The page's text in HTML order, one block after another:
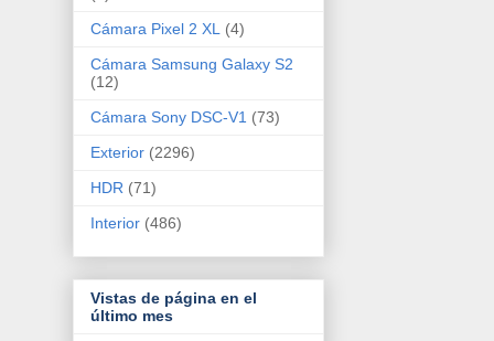
Cámara Pixel 2 XL
(4)
Cámara Samsung Galaxy S2
(12)
Cámara Sony DSC-V1 (73)
Exterior (2296)
HDR (71)
Interior (486)
Vistas de página en el
último mes